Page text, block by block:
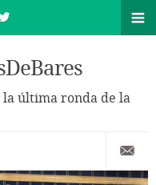
la última ronda de la